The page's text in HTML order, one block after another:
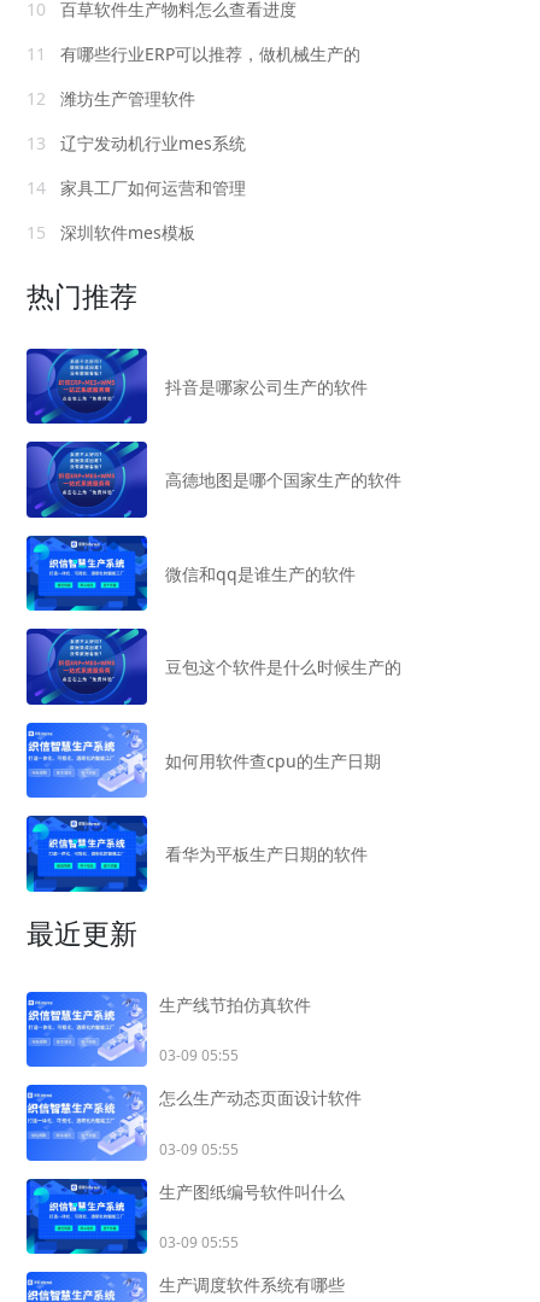
10
百草软件生产物料怎么查看进度
11
有哪些行业ERP可以推荐，做机械生产的
12
潍坊生产管理软件
13
辽宁发动机行业mes系统
14
家具工厂如何运营和管理
15
深圳软件mes模板
热门推荐
抖音是哪家公司生产的软件
高德地图是哪个国家生产的软件
微信和qq是谁生产的软件
豆包这个软件是什么时候生产的
如何用软件查cpu的生产日期
看华为平板生产日期的软件
最近更新
生产线节拍仿真软件
03-09 05:55
怎么生产动态页面设计软件
03-09 05:55
生产图纸编号软件叫什么
03-09 05:55
生产调度软件系统有哪些